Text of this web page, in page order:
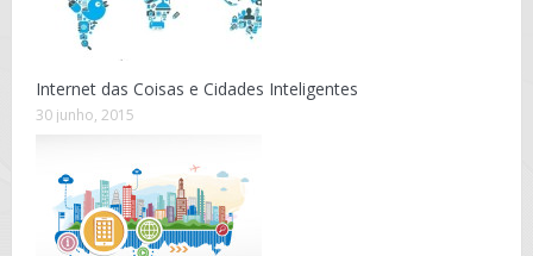
Internet das Coisas e Cidades Inteligentes
30 junho, 2015